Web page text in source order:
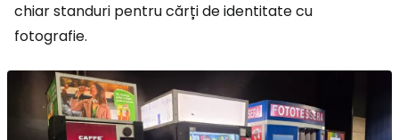
chiar standuri pentru cărți de identitate cu
fotografie.